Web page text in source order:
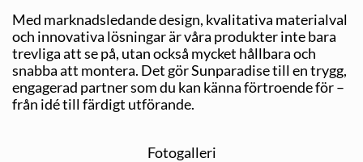
Med marknadsledande design, kvalitativa materialval
och innovativa lösningar är våra produkter inte bara
trevliga att se på, utan också mycket hållbara och
snabba att montera. Det gör Sunparadise till en trygg,
engagerad partner som du kan känna förtroende för –
från idé till färdigt utförande.
Fotogalleri